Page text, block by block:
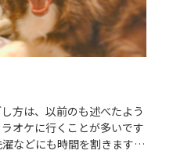
方は、以前のも述べたよう
オケに行くことが多いです
などにも時間を割きます…